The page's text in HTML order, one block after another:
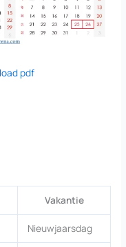
pdf
Vakantie
Nieuwjaarsdag